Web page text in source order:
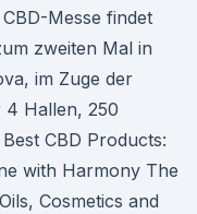
Messe findet
zweiten Mal in
im Zuge der
4 Hallen, 250
CBD Products:
with Harmony The
Cosmetics and